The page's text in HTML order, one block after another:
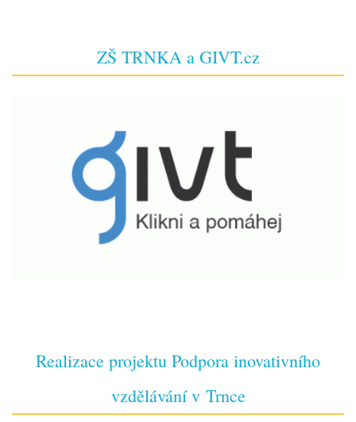
ZŠ TRNKA a GIVT.cz
Realizace projektu Podpora inovativního
vzdělávání v Trnce